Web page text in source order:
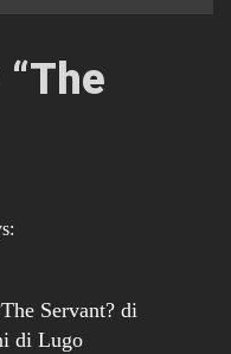
The
Servant? di
di Lugo